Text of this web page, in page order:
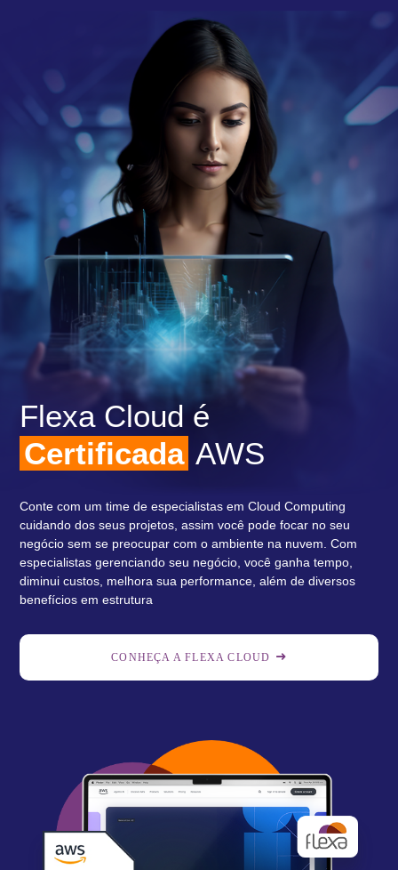
Flexa Cloud é
Certificada AWS
Conte com um time de especialistas em Cloud Computing
cuidando dos seus projetos, assim você pode focar no seu
negócio sem se preocupar com o ambiente na nuvem. Com
especialistas gerenciando seu negócio, você ganha tempo,
diminui custos, melhora sua performance, além de diversos
benefícios em estrutura
CONHEÇA A FLEXA CLOUD